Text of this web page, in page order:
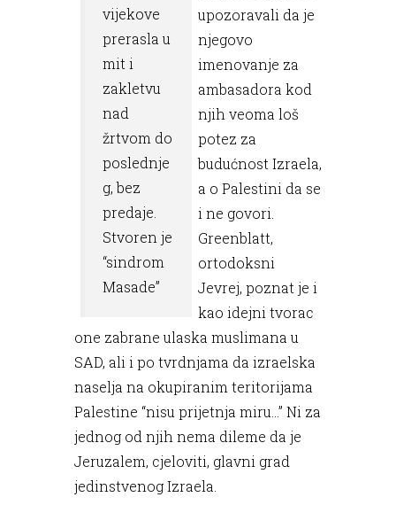
vijekove
prerasla u
mit i
zakletvu
nad
žrtvom do
poslednje
g, bez
predaje.
Stvoren je
“sindrom
Masade”
upozoravali da je
njegovo
imenovanje za
ambasadora kod
njih veoma loš
potez za
budućnost Izraela,
a o Palestini da se
i ne govori.
Greenblatt,
ortodoksni
Jevrej, poznat je i
kao idejni tvorac
one zabrane ulaska muslimana u
SAD, ali i po tvrdnjama da izraelska
naselja na okupiranim teritorijama
Palestine “nisu prijetnja miru...” Ni za
jednog od njih nema dileme da je
Jeruzalem, cjeloviti, glavni grad
jedinstvenog Izraela.